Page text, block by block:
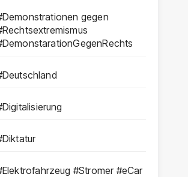
gegen
#Stromer #eCar